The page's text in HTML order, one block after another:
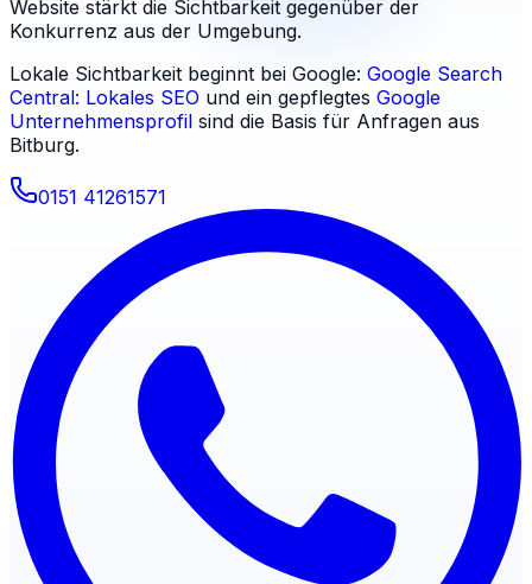
Website stärkt die Sichtbarkeit gegenüber der
Konkurrenz aus der Umgebung.
Lokale Sichtbarkeit beginnt bei Google: Google Search
Central: Lokales SEO und ein gepflegtes Google
Unternehmensprofil sind die Basis für Anfragen aus
Bitburg.
0151 41261571